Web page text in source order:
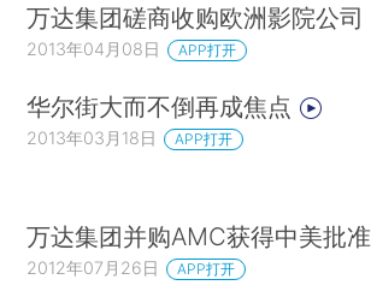
万达集团磋商收购欧洲影院公司
2013年04月08日 APP打开
华尔街大而不倒再成焦点
2013年03月18日 APP打开
万达集团并购AMC获得中美批准
2012年07月26日 APP打开